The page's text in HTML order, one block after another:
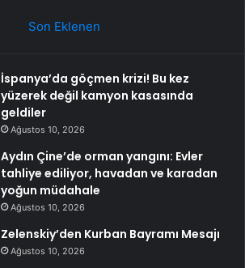
Son Eklenen
İspanya’da göçmen krizi! Bu kez
yüzerek değil kamyon kasasında
geldiler
Ağustos 10, 2026
Aydın Çine’de orman yangını: Evler
tahliye ediliyor, havadan ve karadan
yoğun müdahale
Ağustos 10, 2026
Zelenskiy’den Kurban Bayramı Mesajı
Ağustos 10, 2026